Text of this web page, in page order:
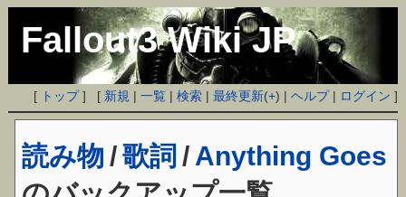
Fallout3 Wiki JP
[ トップ] [ 新規 |一覧 |検索 |最終更新(+) |ヘルプ| ログイン ]
読み物 /歌詞 / Anything Goes